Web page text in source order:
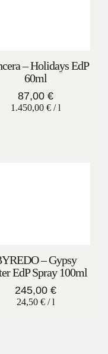
– Holidays EdP
60ml
87,00 €
1.450,00 € /l
– Gypsy
EdP Spray 100ml
245,00 €
24,50 € /l